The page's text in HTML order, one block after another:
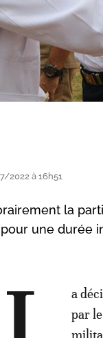
2022 à 16h51
la
une
a
par